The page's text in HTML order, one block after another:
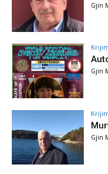
Gjin
Gjin
Gjin